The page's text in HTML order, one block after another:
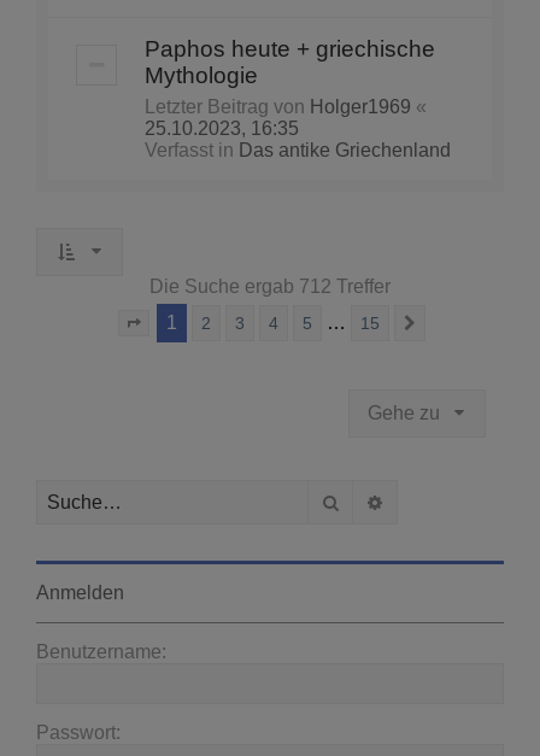
Paphos heute + griechische
Mythologie
Letzter Beitrag von Holger1969 «
25.10.2023, 16:35
Verfasst in Das antike Griechenland
Die Suche ergab 712 Treffer
Seite von 15
1 2 3 4 5 … 15
Gehe zu
Suche
Anmelden
Benutzername:
Passwort: